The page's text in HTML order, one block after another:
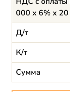
000 х 6% х
Д/т
К/т
Сумма